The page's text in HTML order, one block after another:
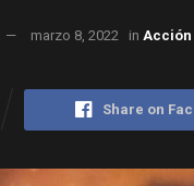
marzo 8, 2022 in Acción
Share on